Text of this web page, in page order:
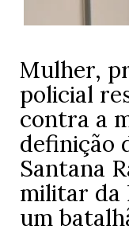
Mulher,
policial
contra a
definição
Santana
militar da
um